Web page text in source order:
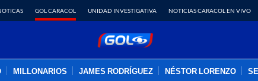
GOL CARACOL UNIDAD INVESTIGATIVA NOTICIAS CARACOL EN VIVO
MILLONARIOS JAMES RODRÍGUEZ NÉSTOR LORENZO